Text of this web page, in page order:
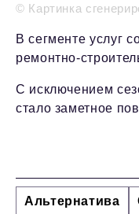
© Картинка
В сегменте услуг
ремонтно-
С исключением
стало заметное
Альтернатива